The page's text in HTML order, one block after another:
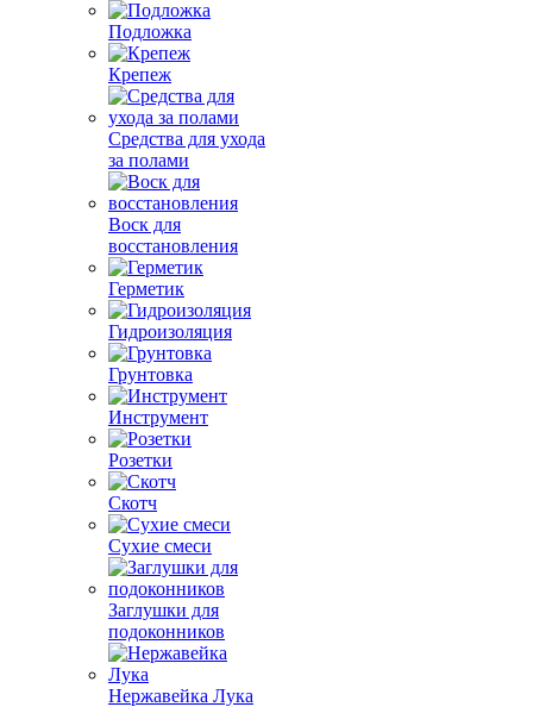
Подложка
Крепеж
Средства для ухода
за полами
Воск для
восстановления
Герметик
Гидроизоляция
Грунтовка
Инструмент
Розетки
Скотч
Сухие смеси
Заглушки для
подоконников
Нержавейка Лука